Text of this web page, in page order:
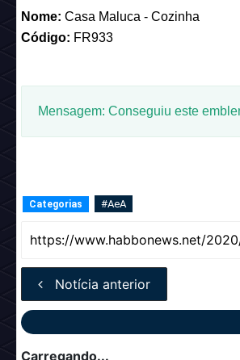
Nome: Casa Maluca - Cozinha
Código: FR933
Mensagem: Conseguiu este
Categorias #AeA
Notícia anterior
Carregando...